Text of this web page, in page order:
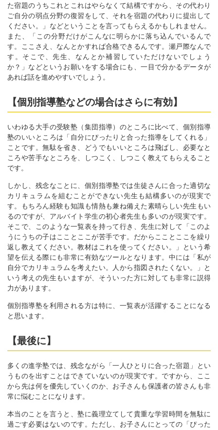
た宿題のうちこれとこれはやらなくて結構ですから、その代わり
ご自分の弱点分野の復習をして、それを宿題の代わりに提出して
ください。」などということを言ってもらえるかもしれません。
また、「この分野だけがこんなに明らかに落ち込んでいるんで
す。ここさえ、なんとかすれば合格できるんです。瀬戸際なんで
す。そこで、先生、なんとか補習していただけないでしょう
か？」などというお願いをする場合にも、一目で分かるデータが
あれば話を進めやすいでしょう。
【個別指導塾などの場合はさらに有効】
いわゆる大手の受験塾（集団指導）のところに比べて、個別指導
塾のいいところは「自分にぴったりと合った指導をしてくれる」
ことです。無駄を省き、どうでもいいところは飛ばし、必要なと
ころや苦手なところを、しつこく、しつこく教えてもらえること
です。
しかし、残念なことに、個別指導塾では生徒さんに合った適切な
カリキュラムを組むことができない先生も結構多いのが現実で
す。もちろん経験も知識も情熱も兼ね備えた素晴らしい先生もい
るのですが、アルバイト学生の初心者先生も多いのが現実です。
そこで、このような一覧表を持って行き、先生に対して「このよ
うにうちの子はこことここが苦手です。だからこことここを繰り
返し教えてください。教材はこれを使ってください。」という希
望を伝える際にも非常に有効なツールとなります。中には「私が
自分でカリキュラムを考えたい。人から指図されたくない。」と
いう考えの先生もいますが、そういった方に対しても非常に説得
力があります。
個別指導塾を利用される方は特に、一覧表が活躍することになる
と思います。
【最後に】
多くの進学塾では、残念ながら「一人ひとりに合った宿題」とい
うものを出すことはできていないのが現実です。ですから、ここ
から先は何を優先していくのか、お子さんも保護者の皆さんも非
常に悩むことになります。
本当のことを言うと、塾に義理立てして貴重な学習時間を無駄に
過ごす必要はないのです。ただし、お子さんにとっての「ぴった